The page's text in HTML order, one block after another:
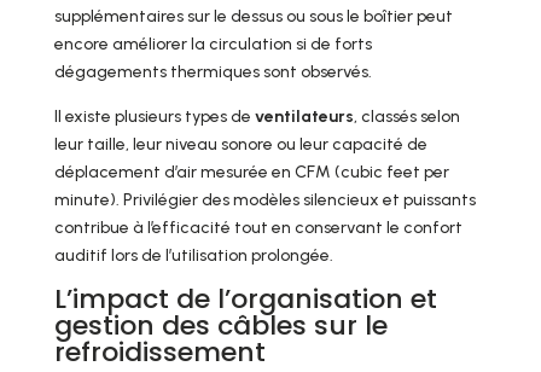
supplémentaires sur le dessus ou sous le boîtier peut
encore améliorer la circulation si de forts
dégagements thermiques sont observés.
Il existe plusieurs types de ventilateurs, classés selon
leur taille, leur niveau sonore ou leur capacité de
déplacement d’air mesurée en CFM (cubic feet per
minute). Privilégier des modèles silencieux et puissants
contribue à l’efficacité tout en conservant le confort
auditif lors de l’utilisation prolongée.
L’impact de l’organisation et
gestion des câbles sur le
refroidissement